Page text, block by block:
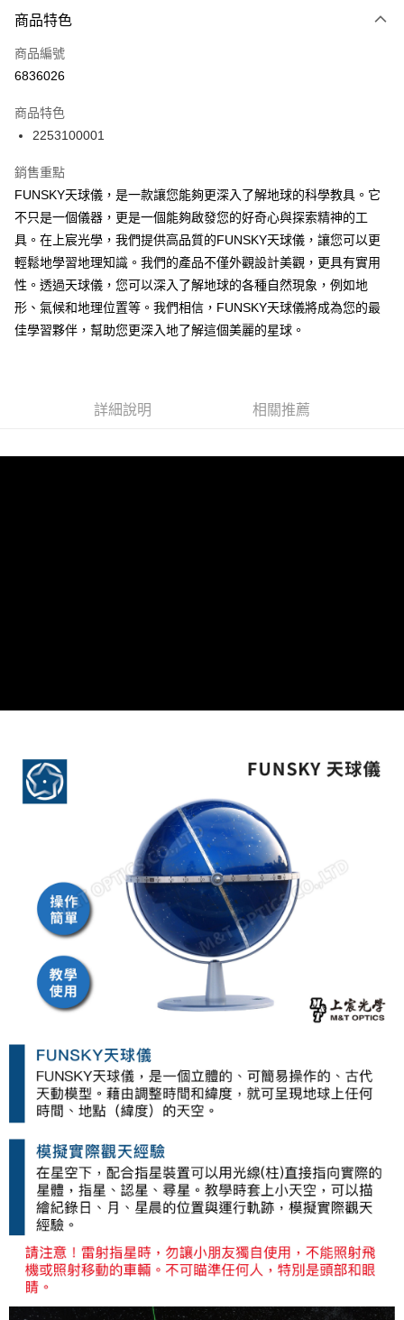
Apple Pay
ATM付款
郵寄到府(台灣本島適用)
台灣離島寄送(基本運費100元+離島加收80元)
每筆NT$180，滿NT$2,000(含以上)免運費
商品特色
商品編號
6836026
商品特色
2253100001
銷售重點
FUNSKY天球儀，是一款讓您能夠更深入了解地球的科學教具。它
不只是一個儀器，更是一個能夠啟發您的好奇心與探索精神的工
具。在上宸光學，我們提供高品質的FUNSKY天球儀，讓您可以更
輕鬆地學習地理知識。我們的產品不僅外觀設計美觀，更具有實用
性。透過天球儀，您可以深入了解地球的各種自然現象，例如地
形、氣候和地理位置等。我們相信，FUNSKY天球儀將成為您的最
佳學習夥伴，幫助您更深入地了解這個美麗的星球。
詳細說明 相關推薦